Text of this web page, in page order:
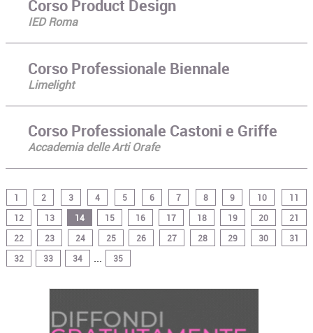
Corso Product Design
IED Roma
Corso Professionale Biennale
Limelight
Corso Professionale Castoni e Griffe
Accademia delle Arti Orafe
1 2 3 4 5 6 7 8 9 10
11
12
13 14 15 16 17 18 19 20
21
22
23 24 25 26 27 28 29 30
31
32
33 34 ... 35